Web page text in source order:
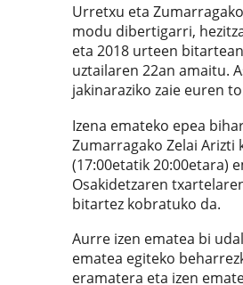
Urretxu eta
modu dibertigarri,
eta 2018 urteen
uztailaren 22an amaitu.
jakinaraziko zaie euren
Izena emateko epea
Zumarragako Zelai
(17:00etatik 20:00etara)
Osakidetzaren
bitartez kobratuko da.
Aurre izen ematea bi
ematea egiteko
eramatera eta izen